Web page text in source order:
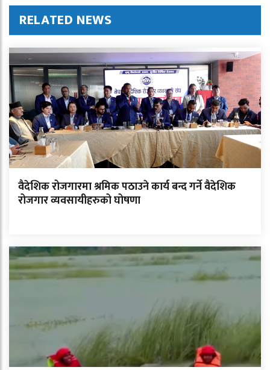
RELATED NEWS
वैदेशिक रोजगारमा श्रमिक पठाउने कार्य बन्द गर्ने वैदेशिक
रोजगार व्यवसायीहरुको घोषणा